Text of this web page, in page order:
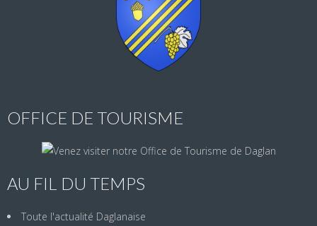
OFFICE DE TOURISME
AU FIL DU TEMPS
Toute l'actualité Daglanaise